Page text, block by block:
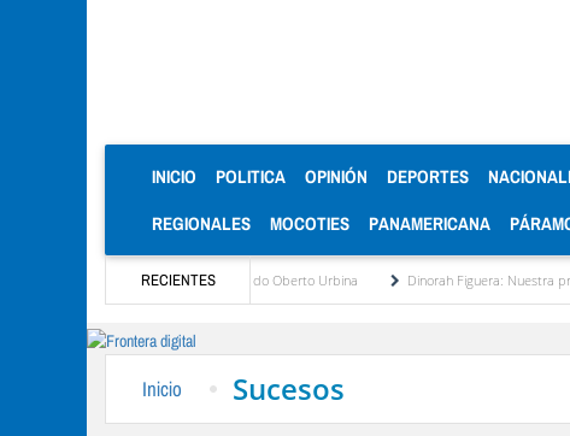
INICIO (CURRENT)
POLITICA OPINIÓN DEPORTES
REGIONALES MOCOTIES PANAMERICANA
RECIENTES
de las sensibilidades por Orlando Oberto Urbina Dinorah Figuera: Nuestra prioridad
Inicio Sucesos